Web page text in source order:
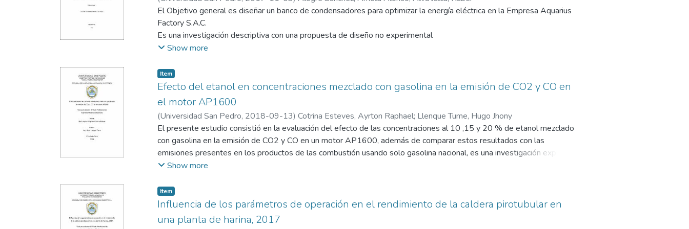
De acuerdo a nuestros resultados elaboraremos una propuesta de Plan de mantenimiento anual para los motores
eléctricos instalados y en servicio de la Empresa Messer Gases del Perú S.A.
El Objetivo general es diseñar un banco de condensadores para optimizar la energía eléctrica en la Empresa Aquarius
Factory S.A.C.
Es una investigación descriptiva con una propuesta de diseño no experimental
La Metodología que se va a emplear para poder elaborar el plan de mantenimiento es de una metodología analítica.
S.A.C., por la cual la empresa está pagando por el consumo de energía reactiva.
La potencia reactiva a compensar es tomando datos de potencia activa y reactiva de acuerdo a: la potencia instalada,
datos tomados por el investigador y a las facturas emitidas por el concesionario.
Se elegirá el banco de condensadores que cumplan con los requerimientos basados en los estudios realizados para
poder compensar de manera óptima el consumo de la energía reactiva.
Show more
Item
Efecto del etanol en concentraciones mezclado con gasolina en la emisión de CO2 y CO en
el motor AP1600
(Universidad San Pedro, 2018-09-13) Cotrina Esteves, Ayrton Raphael; Llenque Tume, Hugo Jhony
El presente estudio consistió en la evaluación del efecto de las concentraciones al 10 ,15 y 20 % de etanol mezclado
con gasolina en la emisión de CO2 y CO en un motor AP1600, además de comparar estos resultados con las
emisiones presentes en los productos de las combustión usando solo gasolina nacional, es una investigación explicativa
y tiene un enfoque cuantitativo con un diseño pre-experimental.
para la evaluación fue a través de un reporte de emisiones de CO2 y CO para mezclas de gasolina más concentraciones
de etanol y finalmente se procesaron los datos a través de tablas y gráficas para interpretar de una manera entendible
y comparativa.
Para un coeficiente de exceso de aire de 0.85 hay reducciones de: 4.9% para E10, 7.4% para E15 y 9.8% para E20 en
Show more
Item
Influencia de los parámetros de operación en el rendimiento de la caldera pirotubular en
una planta de harina, 2017